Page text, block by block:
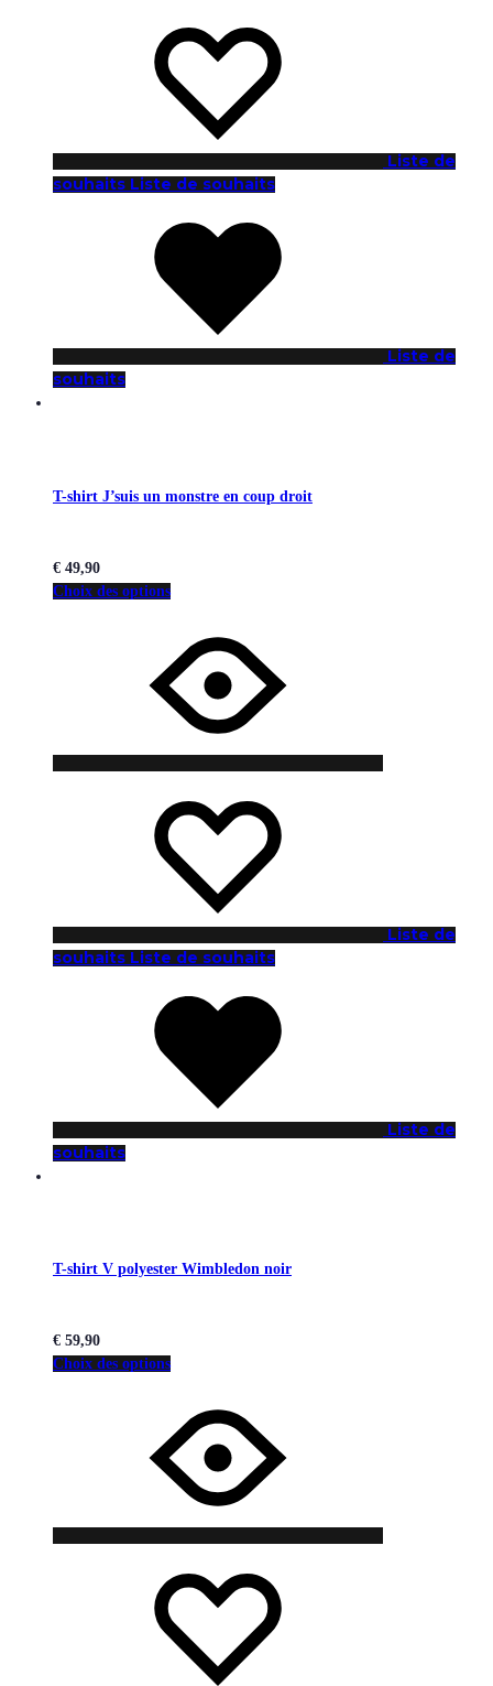
Liste de
souhaits Liste de souhaits
Liste de
souhaits
T-shirt J’suis un monstre en coup droit
€ 49,90
Choix des options
Liste de
souhaits Liste de souhaits
Liste de
souhaits
T-shirt V polyester Wimbledon noir
€ 59,90
Choix des options